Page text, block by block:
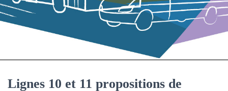
R
E
R
Lignes 10 et 11 propositions de